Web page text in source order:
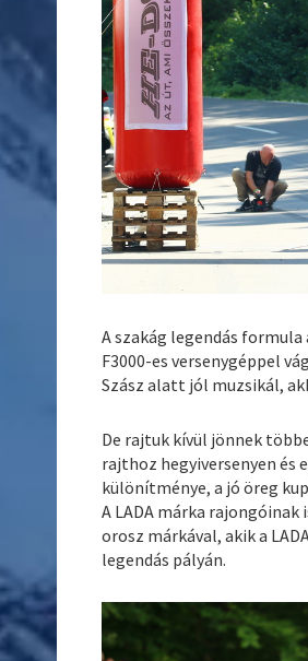
A szakág legendás
F3000-es versenygéppel
Szász alatt jól muzsikál,
De rajtuk kívül jönnek
rajthoz hegyiversenyen és
különítménye, a jó öreg
A LADA márka
orosz márkával, akik a
legendás pályán.